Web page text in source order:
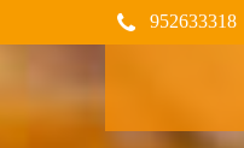
952633318